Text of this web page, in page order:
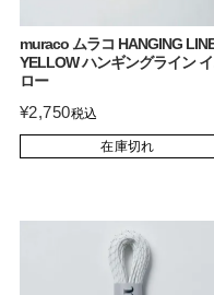
muraco ムラコ HANGING
YELLOW ハンギングライン
ロー
¥2,750税込
在庫切れ